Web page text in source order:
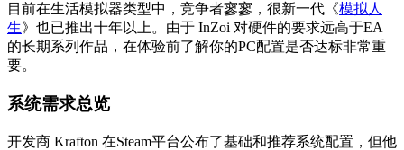
目前在生活模拟器类型中，竞争者寥寥，很新一代《模拟人
生》也已推出十年以上。由于 InZoi 对硬件的要求远高于EA
的长期系列作品，在体验前了解你的PC配置是否达标非常重
要。
系统需求总览
开发商 Krafton 在Steam平台公布了基础和推荐系统配置，但他